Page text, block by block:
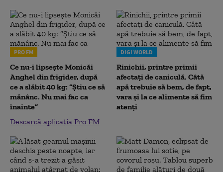
PRO FM
Ce nu-i lipsește Monicăi
Anghel din frigider, după
ce a slăbit 40 kg: “Știu ce să
mănânc. Nu mai fac ca
înainte”
Descarcă aplicația Pro FM
DIGI WORLD
Rinichii, printre primii
afectați de caniculă. Câtă
apă trebuie să bem, de fapt,
vara și la ce alimente să fim
atenți